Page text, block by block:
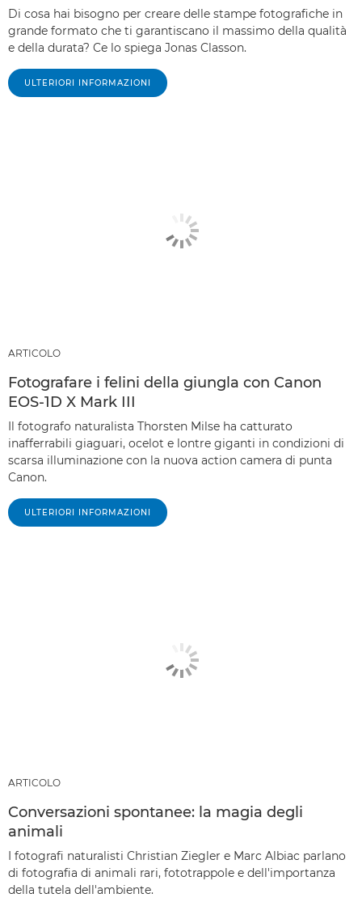
Di cosa hai bisogno per creare delle stampe fotografiche in
grande formato che ti garantiscano il massimo della qualità
e della durata? Ce lo spiega Jonas Classon.
ULTERIORI INFORMAZIONI
ARTICOLO
Fotografare i felini della giungla con Canon
EOS-1D X Mark III
Il fotografo naturalista Thorsten Milse ha catturato
inafferrabili giaguari, ocelot e lontre giganti in condizioni di
scarsa illuminazione con la nuova action camera di punta
Canon.
ULTERIORI INFORMAZIONI
ARTICOLO
Conversazioni spontanee: la magia degli
animali
I fotografi naturalisti Christian Ziegler e Marc Albiac parlano
di fotografia di animali rari, fototrappole e dell'importanza
della tutela dell'ambiente.